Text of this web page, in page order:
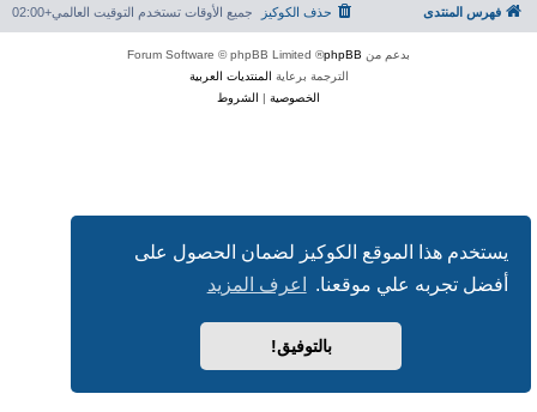
يستخدم هذا الموقع الكوكيز لضمان الحصول على
أفضل تجربه علي موقعنا.
اعرف المزيد
بالتوفيق!
فهرس المنتدى جميع الأوقات تستخدم التوقيت العالمي+02:00 حذف الكوكيز
بدعم من phpBB
® Forum Software © phpBB Limited
الترجمة برعاية المنتديات العربية
الخصوصية | الشروط